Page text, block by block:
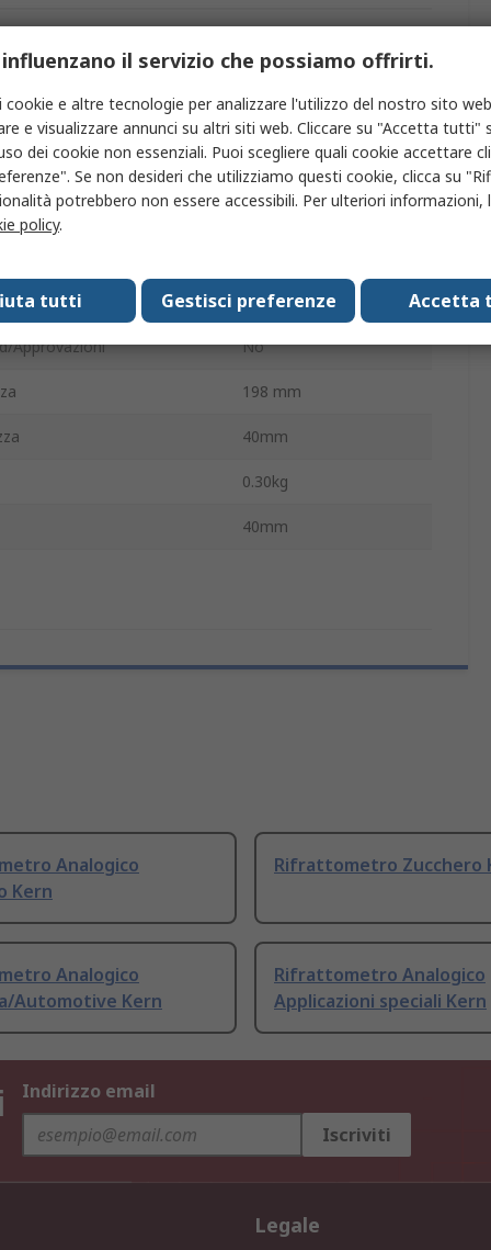
Kern
Rifrattometro
Zucchero
massima 10 % Brix
minima 0 % Brix
Analogico
Approvazioni No
198 mm
40mm
0.30kg
40mm
Analogico
Kern
Rifrattometro Zucchero
Analogico
Automotive Kern
Rifrattometro Analogico
Applicazioni speciali Kern
Indirizzo email
Iscriviti
Legale
il servizio che possiamo offrirti.
cookie e altre tecnologie per analizzare l'utilizzo del nostro sito
e visualizzare annunci su altri siti web. Cliccare su "Accetta tutti"
dei cookie non essenziali. Puoi scegliere quali cookie accettare
Se non desideri che utilizziamo questi cookie, clicca su
potrebbero non essere accessibili. Per ulteriori informazioni,
policy.
Accetta
Gestisci preferenze
tutti